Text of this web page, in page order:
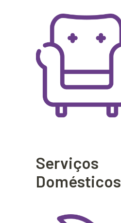
Serviços
Domésticos